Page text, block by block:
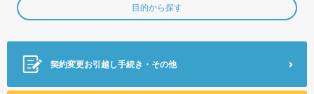
目的から探す
契約変更お引越し手続き・その他